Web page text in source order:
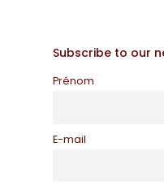
Subscribe to our
Prénom
E-mail